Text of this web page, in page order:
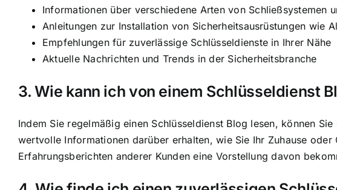
Informationen über verschiedene Arten von Schließsystemen
Anleitungen zur Installation von Sicherheitsausrüstungen wie
Empfehlungen für zuverlässige Schlüsseldienste in Ihrer Nähe
Aktuelle Nachrichten und Trends in der Sicherheitsbranche
3. Wie kann ich von einem Schlüsseldienst
Indem Sie regelmäßig einen Schlüsseldienst Blog lesen, können
wertvolle Informationen darüber erhalten, wie Sie Ihr Zuhause
Erfahrungsberichten anderer Kunden eine Vorstellung davon